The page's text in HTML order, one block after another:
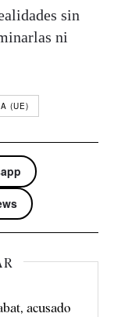
sin
ni
(UE)
acusado